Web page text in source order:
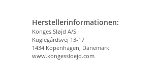
Herstellerinformationen:
Konges Sløjd A/S
Kuglegårdsvej 13-17
1434 Kopenhagen, Dänemark
www.kongessloejd.com